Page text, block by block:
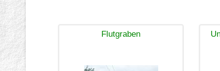
Flutgraben